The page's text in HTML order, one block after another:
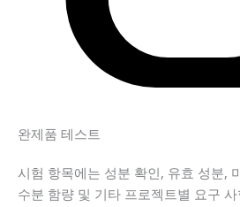
완제품 테스트
시험 항목에는 성분 확인, 유효 성분,
수분 함량 및 기타 프로젝트별 요구